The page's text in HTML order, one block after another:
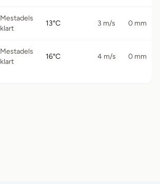
Mestadels
klart
13°C 3 m/s 0 mm
Mestadels
klart
16°C 4 m/s 0 mm